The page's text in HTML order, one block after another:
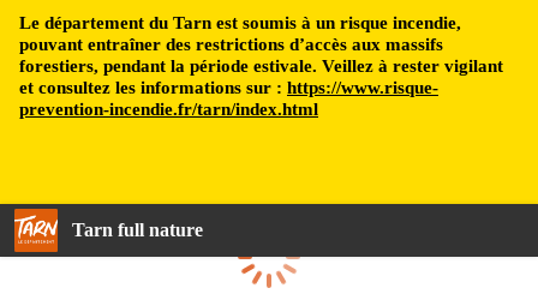
Le département du Tarn est soumis à un risque incendie,
pouvant entraîner des restrictions d’accès aux massifs
forestiers, pendant la période estivale. Veillez à rester vigilant
et consultez les informations sur : https://www.risque-
prevention-incendie.fr/tarn/index.html
Tarn full nature
Loading